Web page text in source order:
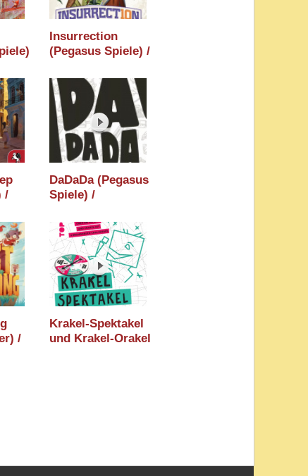
Insurrection
(Pegasus Spiele) /
/ Essen 2026
/
DaDaDa (Pegasus
Spiele) /
/ Essen 2026
/
Krakel-Spektakel
und Krakel-Orakel